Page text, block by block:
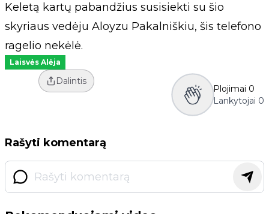
Keletą kartų pabandžius susisiekti su šio
skyriaus vedėju Aloyzu Pakalniškiu, šis telefono
ragelio nekėlė.
Laisvės Alėja
Dalintis
Plojimai 0
Lankytojai 0
Rašyti komentarą